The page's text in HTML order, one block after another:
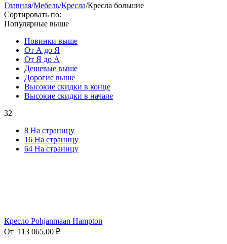
Главная/Мебель/Кресла/Кресла большие
Сортировать по:
Популярные выше
Новинки выше
От А до Я
От Я до А
Дешевые выше
Дорогие выше
Высокие скидки в конце
Высокие скидки в начале
32
8 На страницу
16 На страницу
64 На страницу
Кресло Pohjanmaan Hampton
От 113 065.00 ₽